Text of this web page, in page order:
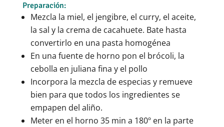
Preparación:
Mezcla la miel, el jengibre, el curry, el aceite,
la sal y la crema de cacahuete. Bate hasta
convertirlo en una pasta homogénea
En una fuente de horno pon el brócoli, la
cebolla en juliana fina y el pollo
Incorpora la mezcla de especias y remueve
bien para que todos los ingredientes se
empapen del aliño.
Meter en el horno 35 min a 180º en la parte